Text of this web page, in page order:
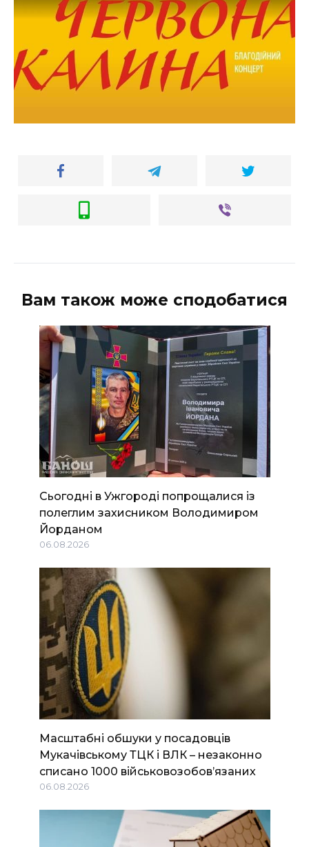
Вам також може сподобатися
Сьогодні в Ужгороді попрощалися із
полеглим захисником Володимиром
Йорданом
06.08.2026
Масштабні обшуки у посадовців
Мукачівському ТЦК і ВЛК – незаконно
списано 1000 військовозобов’язаних
06.08.2026